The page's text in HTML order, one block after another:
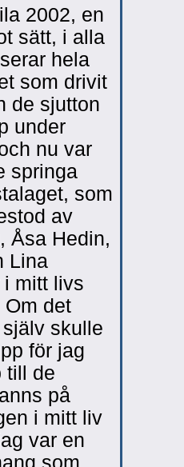
2002, en
sätt, i alla
hela
som drivit
de sjutton
under
nu var
springa
som
av
Åsa Hedin,
Lina
i mitt livs
det
skulle
för jag
till de
på
i mitt liv
var en
som